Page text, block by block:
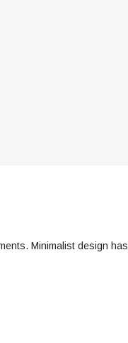
Minimalist design has